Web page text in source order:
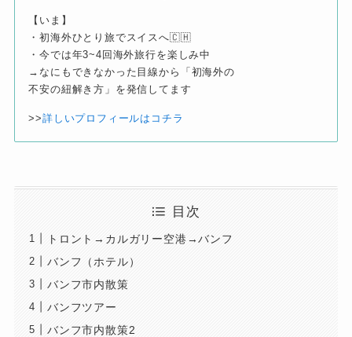
【いま】
・初海外ひとり旅でスイスへ🇨🇭
・今では年3~4回海外旅行を楽しみ中
→なにもできなかった目線から「初海外の
不安の紐解き方」を発信してます
>>詳しいプロフィールはコチラ
目次
トロント→カルガリー空港→バンフ
バンフ（ホテル）
バンフ市内散策
バンフツアー
バンフ市内散策2